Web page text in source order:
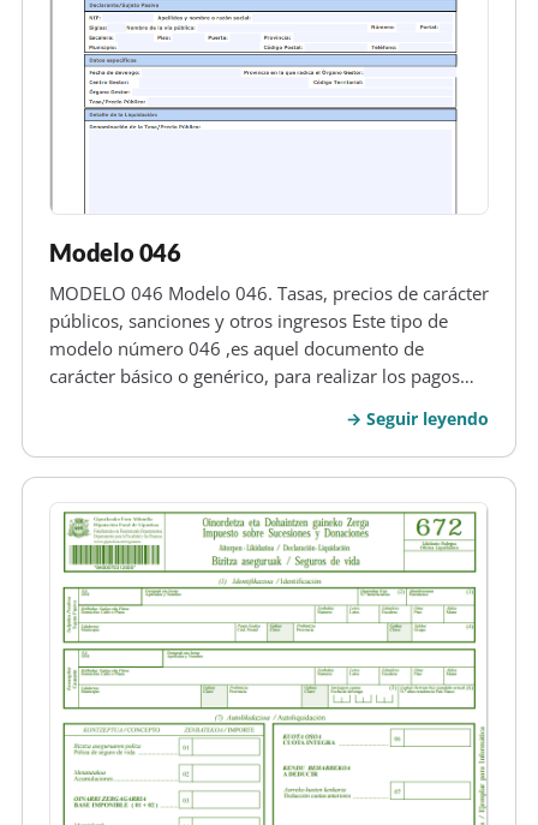
Modelo 046
MODELO 046 Modelo 046. Tasas, precios de carácter
públicos, sanciones y otros ingresos Este tipo de
modelo número 046 ,es aquel documento de
carácter básico o genérico, para realizar los pagos
Castilla-La Mancha , en relación a las tasas, precios
públicos y otro tipo de in…
Seguir leyendo